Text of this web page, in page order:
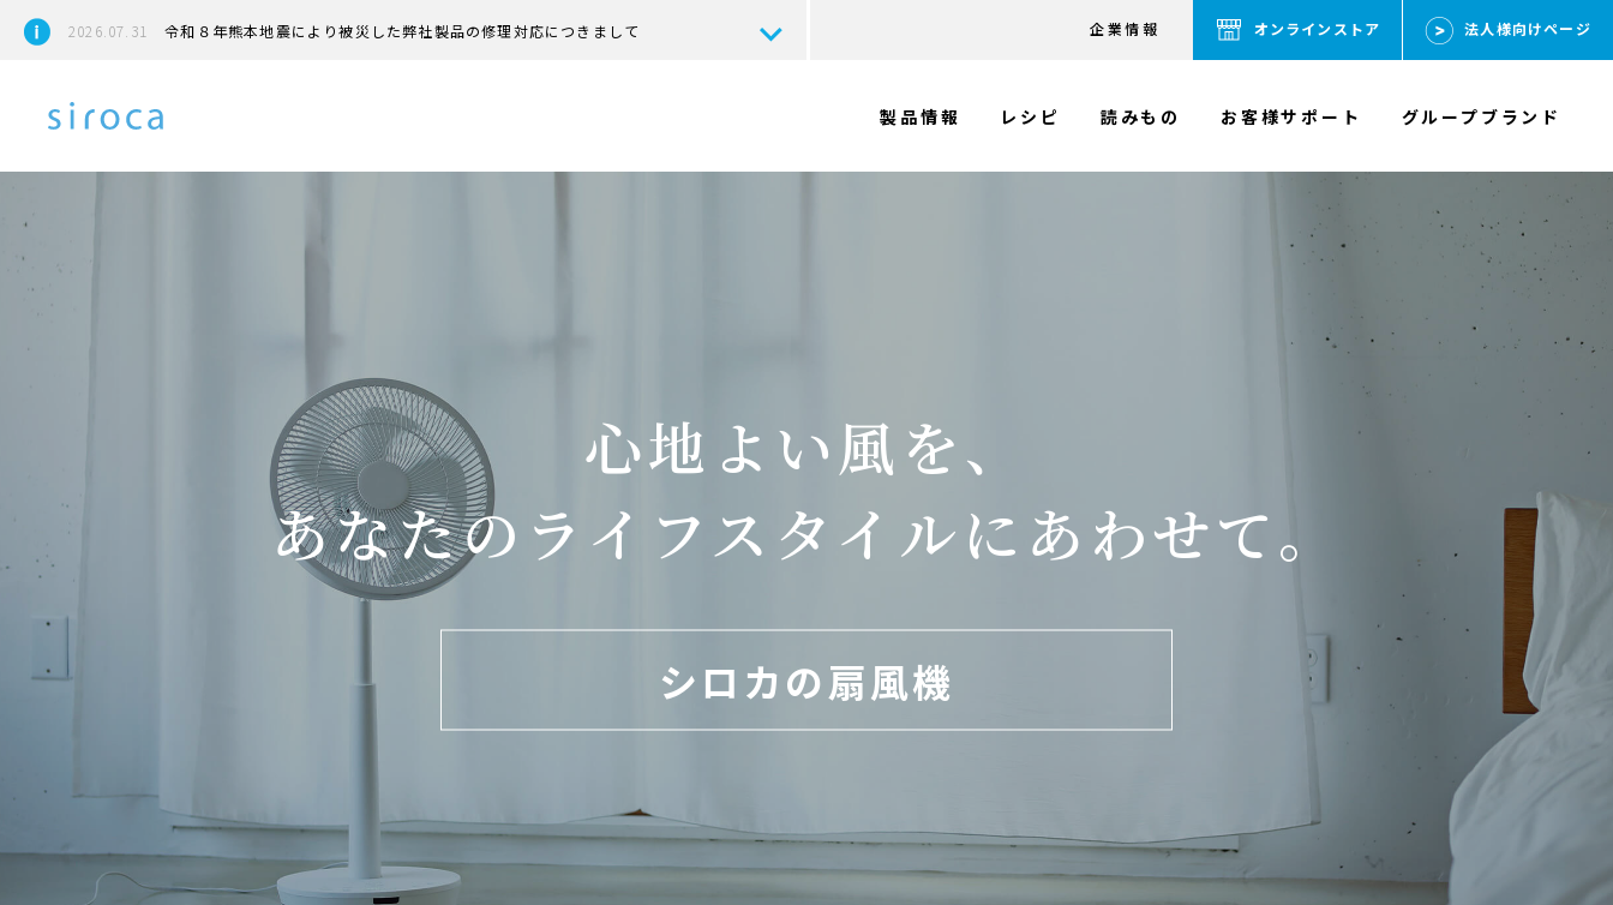
2026.07.31 令和８年熊本地震により被災した弊社製品の修理対応につきまして 企業情報 オンラインストア 法人様向けページ
製品情報 レシピ 読みもの お客様サポート グループブランド
心地よい風を、
あなたのライフスタイルにあわせて。
シロカの扇風機